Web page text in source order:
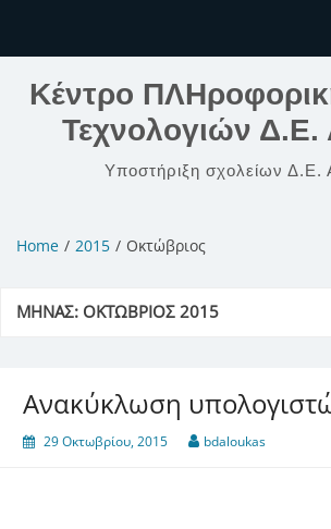
Κέντρο
Τεχνολογιών Δ.Ε.
Υποστήριξη σχολείων Δ.Ε.
Home 2015 Οκτώβριος
ΜΉΝΑΣ: ΟΚΤΏΒΡΙΟΣ 2015
Ανακύκλωση
29 Οκτωβρίου, 2015 bdaloukas